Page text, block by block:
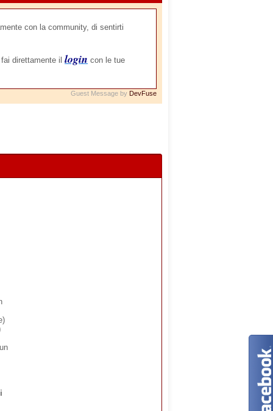
con la community, di sentirti
direttamente il login con le tue
Guest Message by DevFuse